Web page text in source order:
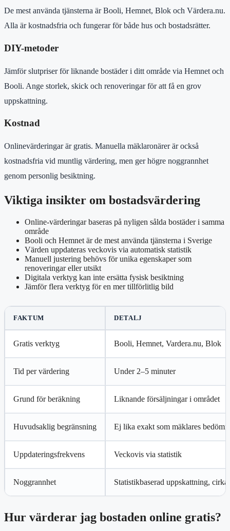
De mest använda tjänsterna är Booli, Hemnet, Blok och Värdera.nu.
Alla är kostnadsfria och fungerar för både hus och bostadsrätter.
DIY-metoder
Jämför slutpriser för liknande bostäder i ditt område via Hemnet och
Booli. Ange storlek, skick och renoveringar för att få en grov
uppskattning.
Kostnad
Onlinevärderingar är gratis. Manuella mäklaronärer är också
kostnadsfria vid muntlig värdering, men ger högre noggrannhet
genom personlig besiktning.
Viktiga insikter om bostadsvärdering
Online-värderingar baseras på nyligen sålda bostäder i samma
område
Booli och Hemnet är de mest använda tjänsterna i Sverige
Värden uppdateras veckovis via automatisk statistik
Manuell justering behövs för unika egenskaper som
renoveringar eller utsikt
Digitala verktyg kan inte ersätta fysisk besiktning
Jämför flera verktyg för en mer tillförlitlig bild
FAKTUM DETALJ
Gratis verktyg Booli, Hemnet, Vardera.nu, Blok
Tid per värdering Under 2–5 minuter
Grund för beräkning Liknande försäljningar i området
Huvudsaklig begränsning Ej lika exakt som mäklares
Uppdateringsfrekvens Veckovis via statistik
Noggrannhet Statistikbaserad uppskattning,
Hur värderar jag bostaden online gratis?